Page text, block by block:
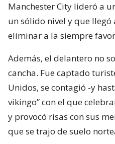
Manchester City lideró a
un sólido nivel y que
eliminar a la siempre
Además, el delantero no
cancha. Fue captado
Unidos, se contagió -y
vikingo” con el que
y provocó risas con sus
que se trajo de suelo